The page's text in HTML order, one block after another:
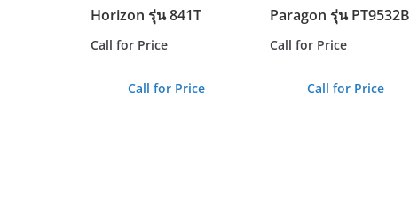
Horizon รุ่น 841T
Call for Price
Call for Price
Paragon รุ่น PT9532B
Call for Price
Call for Price